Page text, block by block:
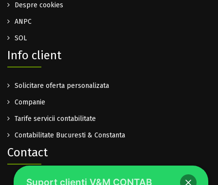
Despre cookies
ANPC
SOL
Info client
Solicitare oferta personalizata
Companie
Tarife servicii contabilitate
Contabilitate Bucuresti & Constanta
Contact
Suport clienti V&M CONTAB